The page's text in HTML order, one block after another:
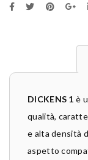
DICKENS 1 è
qualità,
e alta densità
aspetto